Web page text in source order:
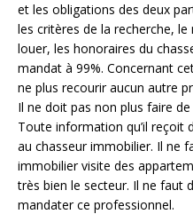
et les obligations des deux
les critères de la recherche,
louer, les honoraires du
mandat à 99%. Concernant
ne plus recourir aucun autre
Il ne doit pas non plus faire
Toute information qu’il reçoit
au chasseur immobilier. Il ne
immobilier visite des
très bien le secteur. Il ne faut
mandater ce professionnel.